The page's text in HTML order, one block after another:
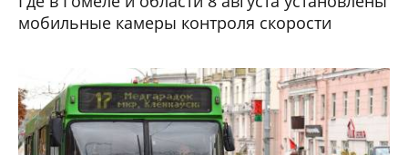
мобильные камеры контроля скорости